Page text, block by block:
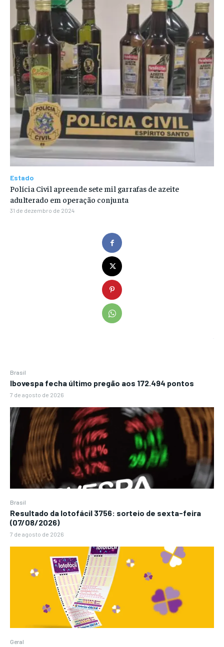
Brasil
Ibovespa fecha último pregão aos 172.494 pontos
7 de agosto de 2026
Brasil
Resultado da lotofácil 3756: sorteio de sexta-feira
(07/08/2026)
7 de agosto de 2026
Geral
Estado
Polícia Civil apreende sete mil garrafas de azeite
adulterado em operação conjunta
31 de dezembro de 2024